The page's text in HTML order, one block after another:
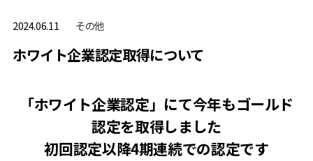
2024.06.11 その他
ホワイト企業認定取得について
「ホワイト企業認定」にて今年もゴールド
認定を取得しました
初回認定以降4期連続での認定です